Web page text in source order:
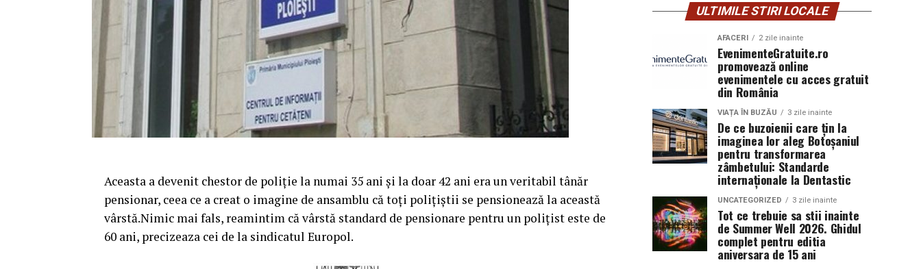
Aceasta a devenit chestor de poliție la numai 35 ani și la doar 42 ani era un veritabil tânăr
pensionar, ceea ce a creat o imagine de ansamblu că toți polițiștii se pensionează la această
vârstă.Nimic mai fals, reamintim că vârstă standard de pensionare pentru un polițist este de
60 ani, precizeaza cei de la sindicatul Europol.
ULTIMILE STIRI LOCALE
AFACERI 2 zile inainte
EvenimenteGratuite.ro
promovează online
evenimentele cu acces gratuit
din România
VIAȚA ÎN BUZĂU 3 zile inainte
De ce buzoienii care țin la
imaginea lor aleg Botoșaniul
pentru transformarea
zâmbetului: Standarde
internaționale la Dentastic
UNCATEGORIZED 3 zile inainte
Tot ce trebuie sa stii inainte
de Summer Well 2026. Ghidul
complet pentru editia
aniversara de 15 ani